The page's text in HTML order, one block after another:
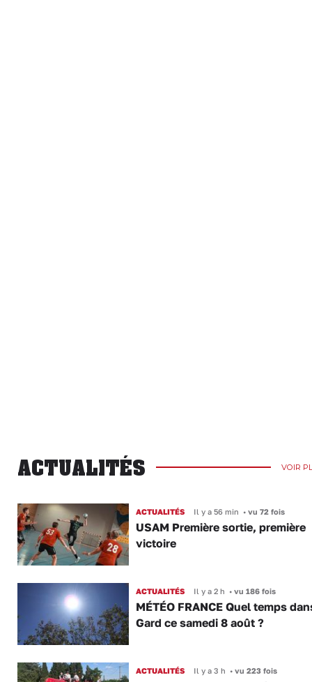
ACTUALITÉS VOIR
ACTUALITÉS Il y a 56 min •vu 72 fois
USAM Première sortie, première
victoire
ACTUALITÉS Il y a 2 h •vu 186 fois
MÉTÉO FRANCE Quel temps
Gard ce samedi 8 août ?
ACTUALITÉS Il y a 3 h •vu 223 fois